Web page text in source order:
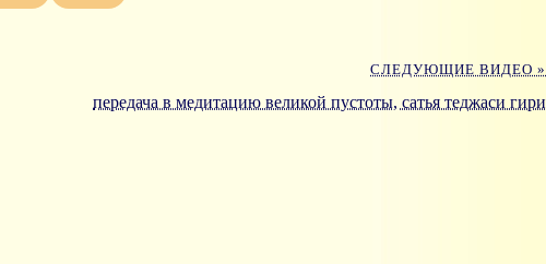
СЛЕДУЮЩИЕ ВИДЕО »
передача в медитацию великой пустоты, сатья теджаси гири